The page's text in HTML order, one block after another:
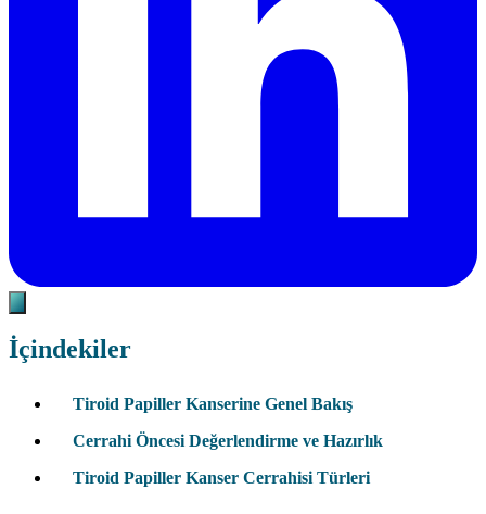
İçindekiler
Tiroid Papiller Kanserine Genel Bakış
Cerrahi Öncesi Değerlendirme ve Hazırlık
Tiroid Papiller Kanser Cerrahisi Türleri